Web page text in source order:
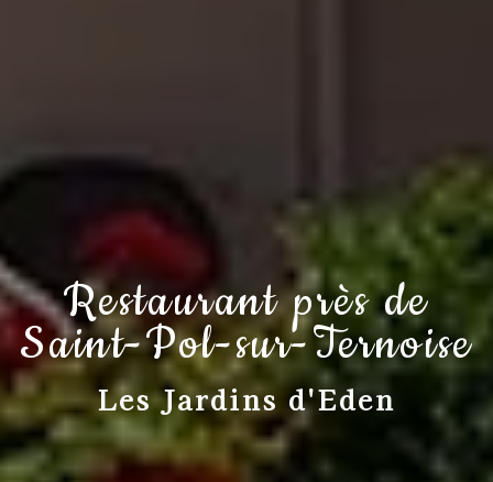
Restaurant près de
Saint-Pol-sur-Ternoise
Les Jardins d'Eden